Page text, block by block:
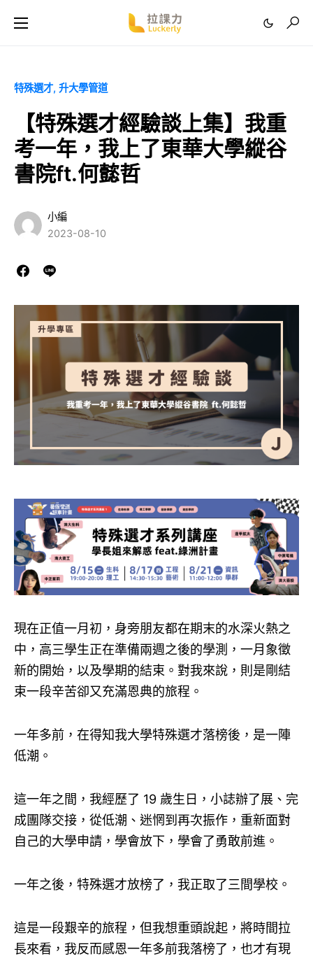
特殊選才 升大學管道
【特殊選才經驗談上集】我重
考一年，我上了東華大學縱谷
書院ft.何懿哲
小編
2023-08-10
現在正值一月初，身旁朋友都在期末的水深火熱之
中，高三學生正在準備兩週之後的學測，一月象徵
新的開始，以及學期的結束。對我來說，則是剛結
束一段辛苦卻又充滿恩典的旅程。
一年多前，在得知我大學特殊選才落榜後，是一陣
低潮。
這一年之間，我經歷了 19 歲生日，小誌辦了展、完
成團隊交接，從低潮、迷惘到再次振作，重新面對
自己的大學申請，學會放下，學會了勇敢前進。
一年之後，特殊選才放榜了，我正取了三間學校。
這是一段艱辛的旅程，但我想重頭說起，將時間拉
長來看，我反而感恩一年多前我落榜了，也才有現